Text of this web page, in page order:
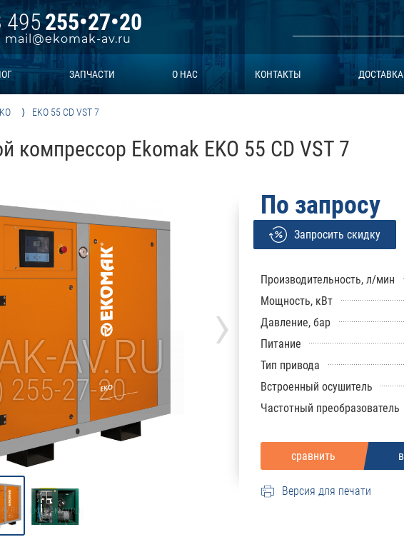
495255•27•20
mail@ekomak-av.ru
ЗАПЧАСТИ О НАС КОНТАКТЫ ДОСТАВКА
EKO 55 CD VST 7
компрессор Ekomak EKO 55 CD VST 7
›
По запросу
Запросить скидку
Производительность, л/мин
Мощность, кВт
Давление, бар
Питание
Тип привода
Встроенный осушитель
Частотный преобразователь
Версия для печати